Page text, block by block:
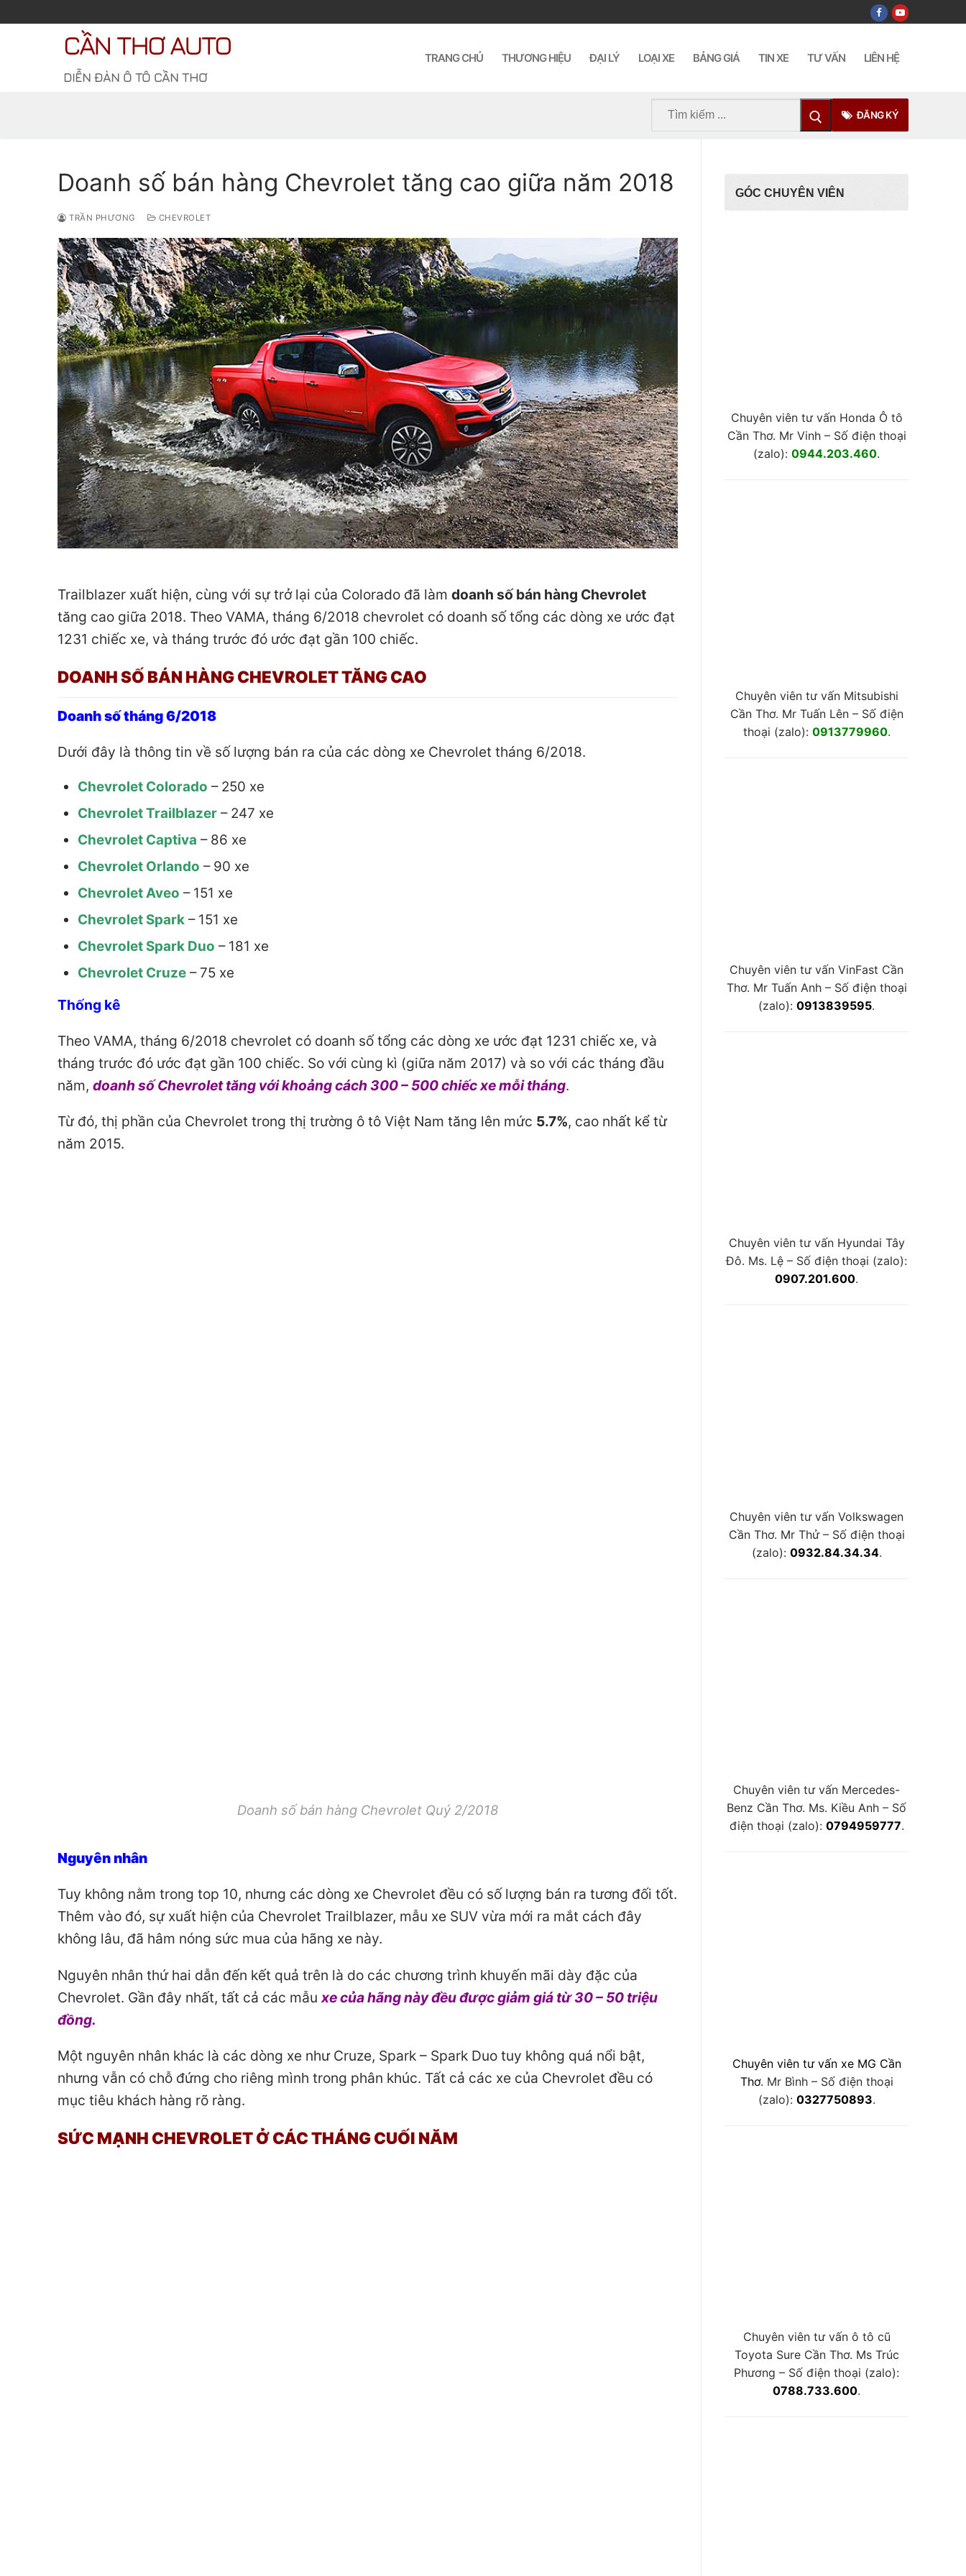
đến
CẦN THƠ AUTO
DIỄN ĐÀN Ô TÔ CẦN THƠ
TRANG CHỦ THƯƠNG HIỆU ĐẠI LÝ LOẠI XE BẢNG GIÁ TIN XE TƯ VẤN LIÊN HỆ
Tìm
ĐĂNG KÝ
Doanh số bán hàng Chevrolet tăng cao giữa năm 2018
TRẦN PHƯƠNG CHEVROLET
Trailblazer xuất hiện, cùng với sự trở lại của Colorado đã làm doanh số bán hàng Chevrolet
tăng cao giữa 2018. Theo VAMA, tháng 6/2018 chevrolet có doanh số tổng các dòng xe ước đạt
1231 chiếc xe, và tháng trước đó ước đạt gần 100 chiếc.
DOANH SỐ BÁN HÀNG CHEVROLET TĂNG CAO
Doanh số tháng 6/2018
Dưới đây là thông tin về số lượng bán ra của các dòng xe Chevrolet tháng 6/2018.
Chevrolet Colorado – 250 xe
Chevrolet Trailblazer – 247 xe
Chevrolet Captiva – 86 xe
Chevrolet Orlando – 90 xe
Chevrolet Aveo – 151 xe
Chevrolet Spark – 151 xe
Chevrolet Spark Duo – 181 xe
Chevrolet Cruze – 75 xe
Thống kê
Theo VAMA, tháng 6/2018 chevrolet có doanh số tổng các dòng xe ước đạt 1231 chiếc xe, và
tháng trước đó ước đạt gần 100 chiếc. So với cùng kì (giữa năm 2017) và so với các tháng đầu
năm, doanh số Chevrolet tăng với khoảng cách 300 – 500 chiếc xe mỗi tháng.
Từ đó, thị phần của Chevrolet trong thị trường ô tô Việt Nam tăng lên mức 5.7%, cao nhất kể từ
năm 2015.
Doanh số bán hàng Chevrolet Quý 2/2018
Nguyên nhân
Tuy không nằm trong top 10, nhưng các dòng xe Chevrolet đều có số lượng bán ra tương đối tốt.
Thêm vào đó, sự xuất hiện của Chevrolet Trailblazer, mẫu xe SUV vừa mới ra mắt cách đây
không lâu, đã hâm nóng sức mua của hãng xe này.
Nguyên nhân thứ hai dẫn đến kết quả trên là do các chương trình khuyến mãi dày đặc của
Chevrolet. Gần đây nhất, tất cả các mẫu xe của hãng này đều được giảm giá từ 30 – 50 triệu
đồng.
Một nguyên nhân khác là các dòng xe như Cruze, Spark – Spark Duo tuy không quá nổi bật,
nhưng vẫn có chỗ đứng cho riêng mình trong phân khúc. Tất cả các xe của Chevrolet đều có
mục tiêu khách hàng rõ ràng.
SỨC MẠNH CHEVROLET Ở CÁC THÁNG CUỐI NĂM
GÓC CHUYÊN VIÊN
Chuyên viên tư vấn Honda Ô tô
Cần Thơ. Mr Vinh – Số điện thoại
(zalo): 0944.203.460.
Chuyên viên tư vấn Mitsubishi
Cần Thơ. Mr Tuấn Lên – Số điện
thoại (zalo): 0913779960.
Chuyên viên tư vấn VinFast Cần
Thơ. Mr Tuấn Anh – Số điện thoại
(zalo): 0913839595.
Chuyên viên tư vấn Hyundai Tây
Đô. Ms. Lệ – Số điện thoại (zalo):
0907.201.600.
Chuyên viên tư vấn Volkswagen
Cần Thơ. Mr Thử – Số điện thoại
(zalo): 0932.84.34.34.
Chuyên viên tư vấn Mercedes-
Benz Cần Thơ. Ms. Kiều Anh – Số
điện thoại (zalo): 0794959777.
Chuyên viên tư vấn xe MG Cần
Thơ. Mr Bình – Số điện thoại
(zalo): 0327750893.
Chuyên viên tư vấn ô tô cũ
Toyota Sure Cần Thơ. Ms Trúc
Phương – Số điện thoại (zalo):
0788.733.600.